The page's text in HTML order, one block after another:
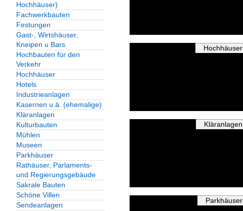
Hochhäuser)
Fachwerkbauten
Festungen
Gast-, Wirtshäuser,
Kneipen u Bars
Hochbauten für den
Verkehr
Hochhäuser
Hotels
Industrieanlagen
Kasernen u.ä. (ehemalige)
Kläranlagen
Kulturbauten
Mühlen
Museen
Parkhäuser
Rathäuser, Parlaments-
und Regierungsgebäude
Sakrale Bauten
Schöne Villen
Sendeanlagen
Hochhäuser
Kläranlagen
Parkhäuser